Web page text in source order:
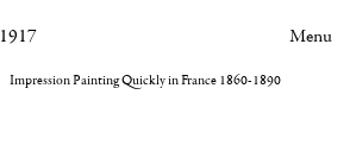
1917 Menu
Impression Painting Quickly in France 1860-1890